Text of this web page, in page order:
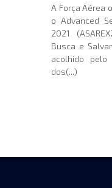
A Força Aérea
o Advanced
2021
Busca e
acolhido pelo
dos(...)